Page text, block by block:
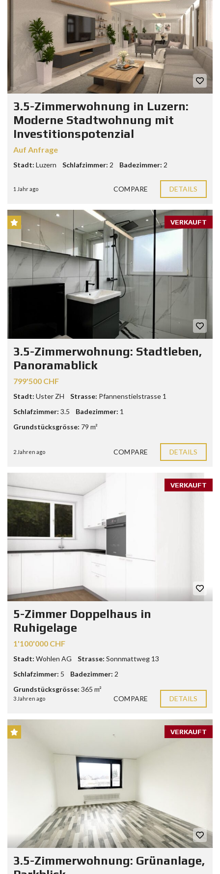
3.5-Zimmerwohnung in Luzern:
Moderne Stadtwohnung mit
Investitionspotenzial
Auf Anfrage
Stadt: Luzern Schlafzimmer: 2 Badezimmer: 2
1 Jahr ago COMPARE DETAILS
VERKAUFT
3.5-Zimmerwohnung: Stadtleben,
Panoramablick
799'500 CHF
Stadt: Uster ZH Strasse: Pfannenstielstrasse 1
Schlafzimmer: 3.5 Badezimmer: 1
Grundstücksgrösse: 79 m²
2 Jahren ago COMPARE DETAILS
VERKAUFT
5-Zimmer Doppelhaus in
Ruhigelage
1'100'000 CHF
Stadt: Wohlen AG Strasse: Sonnmattweg 13
Schlafzimmer: 5 Badezimmer: 2
Grundstücksgrösse: 365 m²
3 Jahren ago COMPARE DETAILS
VERKAUFT
3.5-Zimmerwohnung: Grünanlage,